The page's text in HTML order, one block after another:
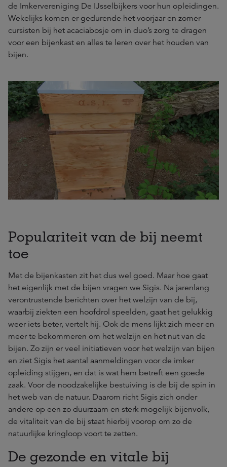
de Imkervereniging De IJsselbijkers voor hun opleidingen.
Wekelijks komen er gedurende het voorjaar en zomer
cursisten bij het acaciabosje om in duo’s zorg te dragen
voor een bijenkast en alles te leren over het houden van
bijen.
Populariteit van de bij neemt
toe
Met de bijenkasten zit het dus wel goed. Maar hoe gaat
het eigenlijk met de bijen vragen we Sigis. Na jarenlang
verontrustende berichten over het welzijn van de bij,
waarbij ziekten een hoofdrol speelden, gaat het gelukkig
weer iets beter, vertelt hij. Ook de mens lijkt zich meer en
meer te bekommeren om het welzijn en het nut van de
bijen. Zo zijn er veel initiatieven voor het welzijn van bijen
en ziet Sigis het aantal aanmeldingen voor de imker
opleiding stijgen, en dat is wat hem betreft een goede
zaak. Voor de noodzakelijke bestuiving is de bij de spin in
het web van de natuur. Daarom richt Sigis zich onder
andere op een zo duurzaam en sterk mogelijk bijenvolk,
de vitaliteit van de bij staat hierbij voorop om zo de
natuurlijke kringloop voort te zetten.
De gezonde en vitale bij